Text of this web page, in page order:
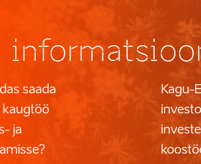
saada
kaugtöö
ja
Kagu-